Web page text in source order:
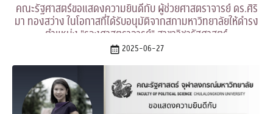
คณะรัฐศาสตร์ขอแสดงความยินดีกับ ผู้ช่วยศาสตราจารย์ ดร.ศิริ
มา ทองสว่าง ในโอกาสที่ได้รับอนุมัติจากสภามหาวิทยาลัยให้ดำรง
ตำแหน่ง "รองศาสตราจารย์" สาขาวิชารัฐศาสตร์
2025-06-27